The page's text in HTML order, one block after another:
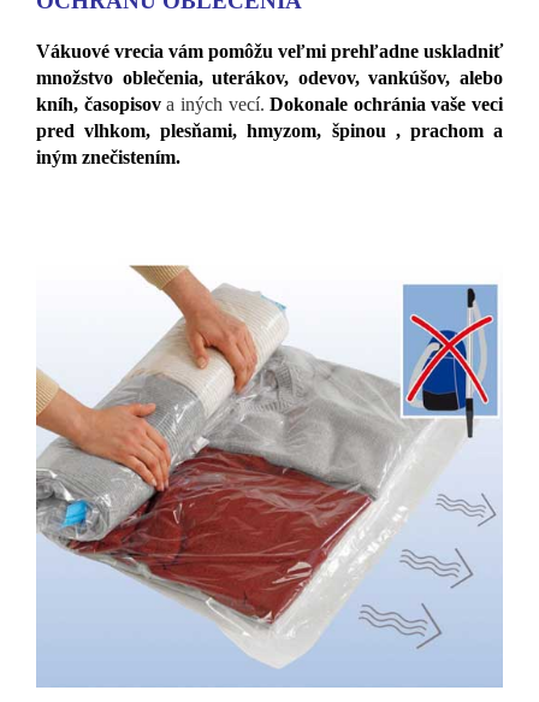
Vákuové vrecia vám pomôžu veľmi prehľadne uskladniť
množstvo oblečenia,uterákov, odevov, vankúšov, alebo
kníh, časopisova iných vecí. Dokonale ochránia vaše veci
pred vlhkom, plesňami, hmyzom, špinou , prachom a
iným znečistením.